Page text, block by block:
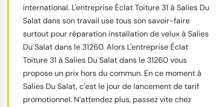
international. L'entreprise Éclat Toiture 31 à Salies Du
Salat dans son travail use tous son savoir-faire
surtout pour réparation installation de velux à Salies
Du Salat dans le 31260. Alors L'entreprise Éclat
Toiture 31 à Salies Du Salat dans le 31260 vous
propose un prix hors du commun. En ce moment à
Salies Du Salat, c’est le jour de lancement de tarif
promotionnel. N’attendez plus, passez vite chez